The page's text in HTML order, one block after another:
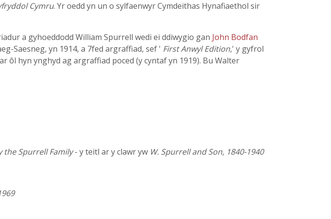
Cymru. Yr oedd yn un o sylfaenwyr Cymdeithas Hynafiaethol sir
a gyhoeddodd William Spurrell wedi ei ddiwygio gan John Bodfan
Saesneg, yn 1914, a 7fed argraffiad, sef ' First Anwyl Edition,' y gyfrol
ôl hyn ynghyd ag argraffiad poced (y cyntaf yn 1919). Bu Walter
the Spurrell Family- y teitl ar y clawr yw W. Spurrell and Son, 1840-1940